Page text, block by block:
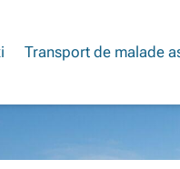
Transport de malade